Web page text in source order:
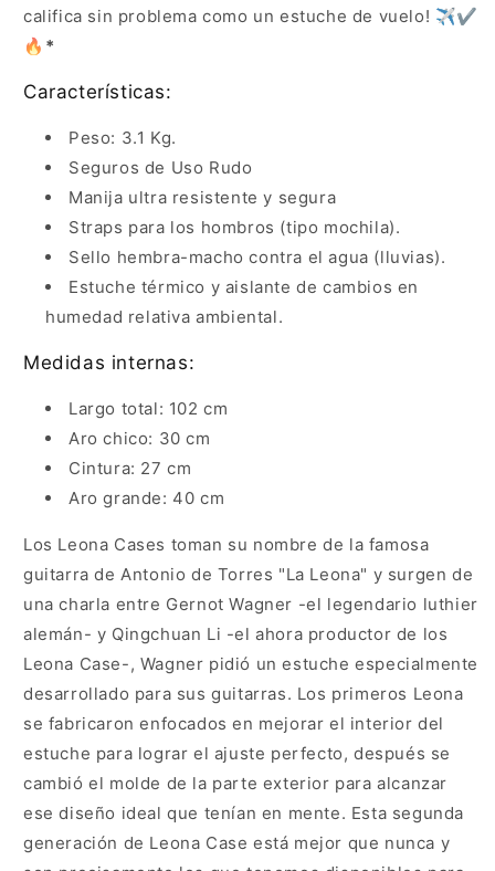
califica sin problema como un estuche de vuelo! ✈️✔️
🔥 *
Características:
Peso: 3.1 Kg.
Seguros de Uso Rudo
Manija ultra resistente y segura
Straps para los hombros (tipo mochila).
Sello hembra-macho contra el agua (lluvias).
Estuche térmico y aislante de cambios en
humedad relativa ambiental.
Medidas internas:
Largo total: 102 cm
Aro chico: 30 cm
Cintura: 27 cm
Aro grande: 40 cm
Los Leona Cases toman su nombre de la famosa
guitarra de Antonio de Torres "La Leona" y surgen de
una charla entre Gernot Wagner -el legendario luthier
alemán- y Qingchuan Li -el ahora productor de los
Leona Case-, Wagner pidió un estuche especialmente
desarrollado para sus guitarras. Los primeros Leona
se fabricaron enfocados en mejorar el interior del
estuche para lograr el ajuste perfecto, después se
cambió el molde de la parte exterior para alcanzar
ese diseño ideal que tenían en mente. Esta segunda
generación de Leona Case está mejor que nunca y